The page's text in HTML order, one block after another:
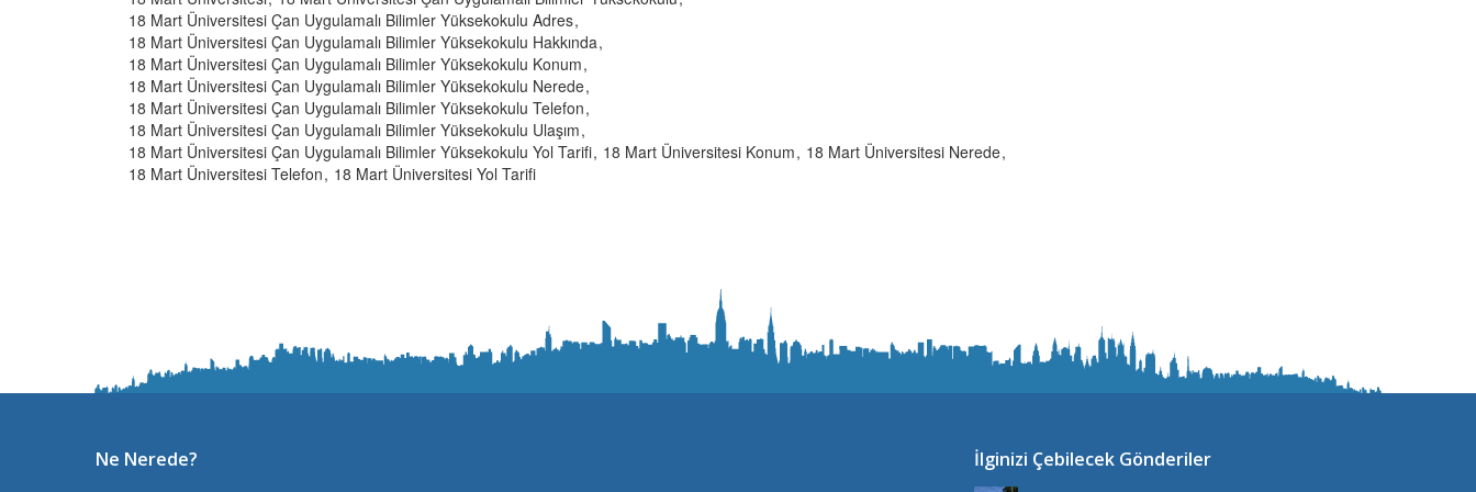
18 Mart Üniversitesi Çan Uygulamalı Bilimler Yüksekokulu Adres
18 Mart Üniversitesi Çan Uygulamalı Bilimler Yüksekokulu Hakkında
18 Mart Üniversitesi Çan Uygulamalı Bilimler Yüksekokulu Konum
18 Mart Üniversitesi Çan Uygulamalı Bilimler Yüksekokulu Nerede
18 Mart Üniversitesi Çan Uygulamalı Bilimler Yüksekokulu Telefon
18 Mart Üniversitesi Çan Uygulamalı Bilimler Yüksekokulu Ulaşım
18 Mart Üniversitesi Çan Uygulamalı Bilimler Yüksekokulu Yol Tarifi 18 Mart Üniversitesi Konum 18 Mart Üniversitesi Nerede
18 Mart Üniversitesi Telefon 18 Mart Üniversitesi Yol Tarifi
Ne Nerede? İlginizi Çebilecek Gönderiler